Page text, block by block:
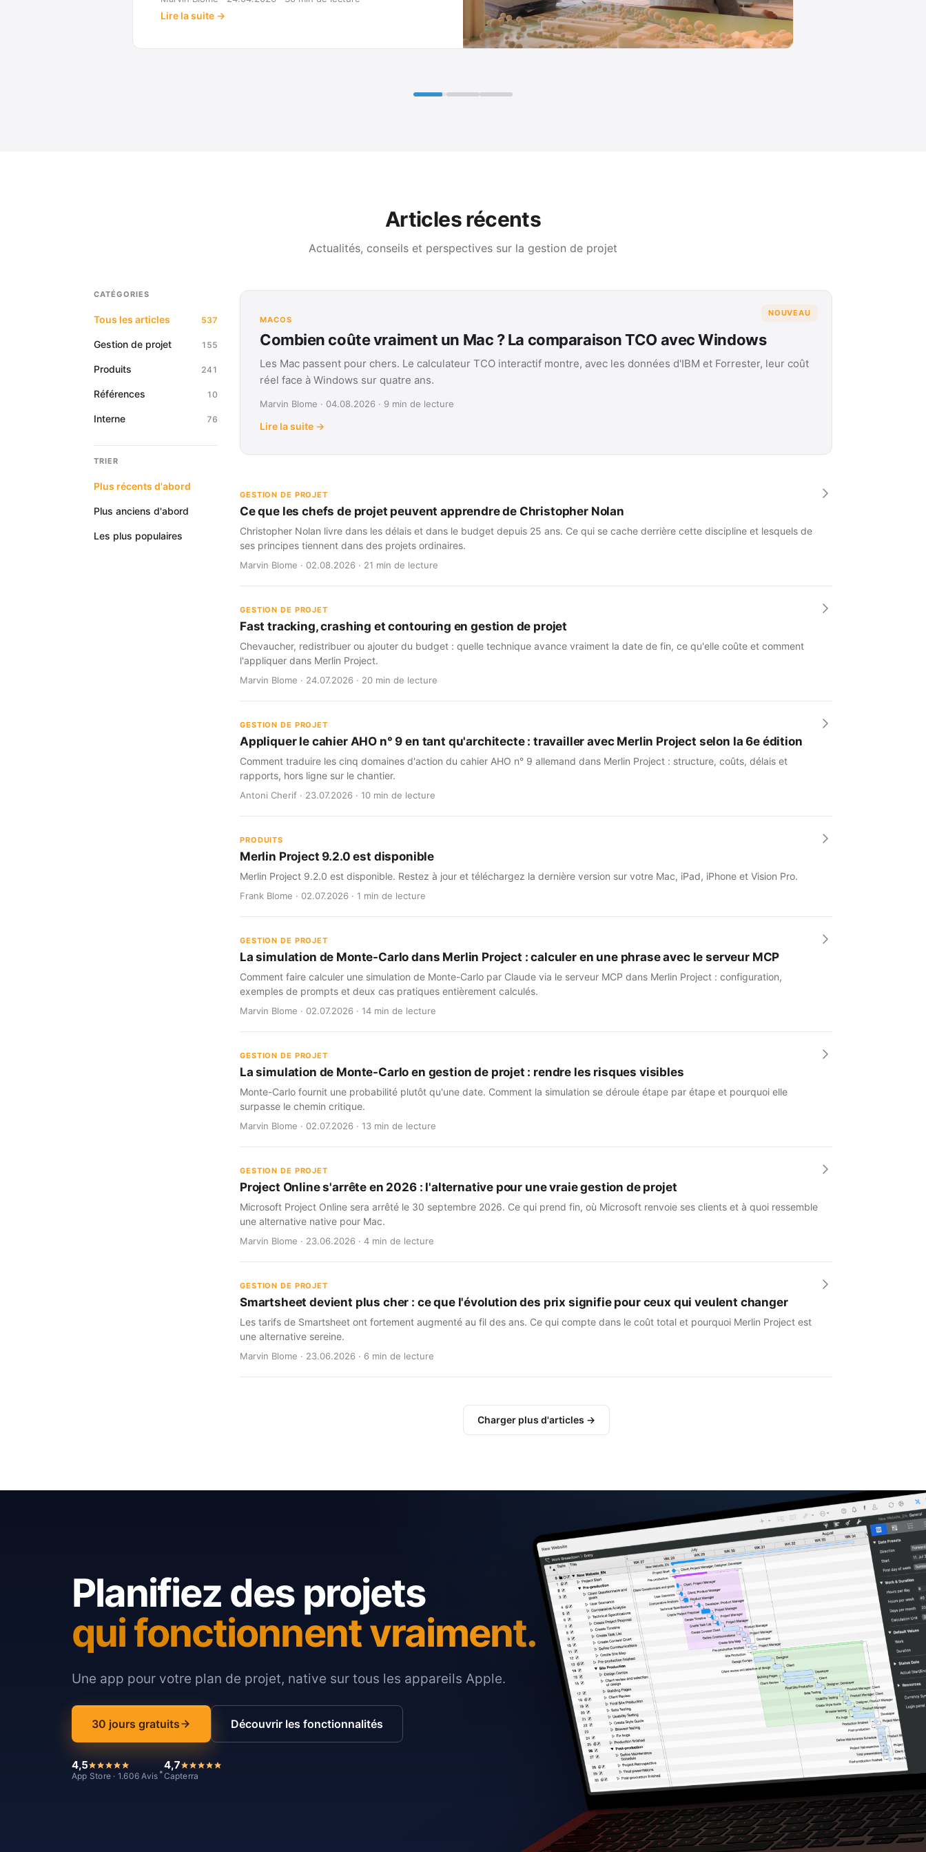
Articles récents
Actualités, conseils et perspectives sur la gestion de projet
CATÉGORIES
Tous les articles 537
Gestion de projet 155
Produits 241
Références 10
Interne 76
TRIER
Plus récents d'abord
Plus anciens d'abord
Les plus populaires
NOUVEAU
MACOS
Combien coûte vraiment un Mac ? La comparaison TCO avec Windows
Les Mac passent pour chers. Le calculateur TCO interactif montre, avec les données d'IBM et Forrester, leur coût
réel face à Windows sur quatre ans.
Marvin Blome · 04.08.2026 · 9 min de lecture
Lire la suite →
GESTION DE PROJET
Ce que les chefs de projet peuvent apprendre de Christopher Nolan
Christopher Nolan livre dans les délais et dans le budget depuis 25 ans. Ce qui se cache derrière cette discipline et lesquels de
ses principes tiennent dans des projets ordinaires.
Marvin Blome · 02.08.2026 · 21 min de lecture
GESTION DE PROJET
Fast tracking, crashing et contouring en gestion de projet
Chevaucher, redistribuer ou ajouter du budget : quelle technique avance vraiment la date de fin, ce qu'elle coûte et comment
l'appliquer dans Merlin Project.
Marvin Blome · 24.07.2026 · 20 min de lecture
GESTION DE PROJET
Appliquer le cahier AHO n° 9 en tant qu'architecte : travailler avec Merlin Project selon la 6e édition
Comment traduire les cinq domaines d'action du cahier AHO n° 9 allemand dans Merlin Project : structure, coûts, délais et
rapports, hors ligne sur le chantier.
Antoni Cherif · 23.07.2026 · 10 min de lecture
PRODUITS
Merlin Project 9.2.0 est disponible
Merlin Project 9.2.0 est disponible. Restez à jour et téléchargez la dernière version sur votre Mac, iPad, iPhone et Vision Pro.
Frank Blome · 02.07.2026 · 1 min de lecture
GESTION DE PROJET
La simulation de Monte-Carlo dans Merlin Project : calculer en une phrase avec le serveur MCP
Comment faire calculer une simulation de Monte-Carlo par Claude via le serveur MCP dans Merlin Project : configuration,
exemples de prompts et deux cas pratiques entièrement calculés.
Marvin Blome · 02.07.2026 · 14 min de lecture
GESTION DE PROJET
La simulation de Monte-Carlo en gestion de projet : rendre les risques visibles
Monte-Carlo fournit une probabilité plutôt qu'une date. Comment la simulation se déroule étape par étape et pourquoi elle
surpasse le chemin critique.
Marvin Blome · 02.07.2026 · 13 min de lecture
GESTION DE PROJET
Project Online s'arrête en 2026 : l'alternative pour une vraie gestion de projet
Microsoft Project Online sera arrêté le 30 septembre 2026. Ce qui prend fin, où Microsoft renvoie ses clients et à quoi ressemble
une alternative native pour Mac.
Marvin Blome · 23.06.2026 · 4 min de lecture
GESTION DE PROJET
Smartsheet devient plus cher : ce que l'évolution des prix signifie pour ceux qui veulent changer
Les tarifs de Smartsheet ont fortement augmenté au fil des ans. Ce qui compte dans le coût total et pourquoi Merlin Project est
une alternative sereine.
Marvin Blome · 23.06.2026 · 6 min de lecture
Charger plus d'articles →
Planifiez des projets
qui fonctionnent vraiment.
Une app pour votre plan de projet, native sur tous les appareils Apple.
30 jours gratuits Découvrir les fonctionnalités
4,5
App Store · 1.606 Avis *
4,7
Capterra